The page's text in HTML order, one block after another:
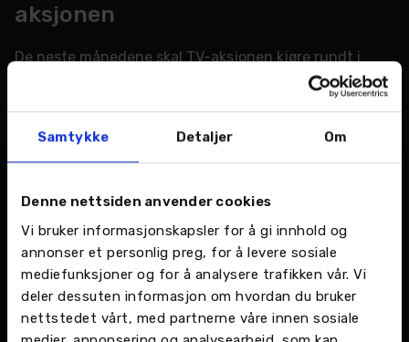
Samtykke Detaljer Om
Denne nettsiden anvender cookies
Vi bruker informasjonskapsler for å gi innhold og
annonser et personlig preg, for å levere sosiale
mediefunksjoner og for å analysere trafikken vår. Vi
deler dessuten informasjon om hvordan du bruker
nettstedet vårt, med partnerne våre innen sosiale
aksjonen
De neste månedene skal TV-aksjonen kjøre rundt i
Nordland i en elektrisk Toyota bZ4X til inntekt for
LES MER >